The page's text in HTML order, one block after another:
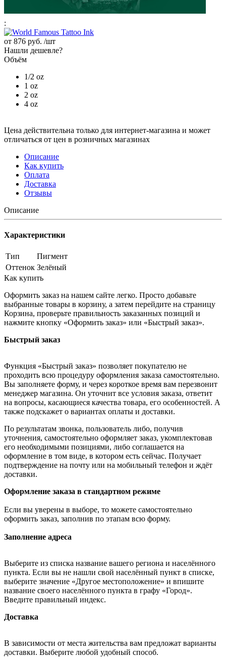
:
от 876 руб. /шт
Нашли дешевле?
Объём
1/2 oz
1 oz
2 oz
4 oz
Цена действительна только для интернет-магазина и может
отличаться от цен в розничных магазинах
Описание
Как купить
Оплата
Доставка
Отзывы
Описание
Характеристики
Тип
Пигмент
Оттенок Зелёный
Как купить
Оформить заказ на нашем сайте легко. Просто добавьте
выбранные товары в корзину, а затем перейдите на страницу
Корзина, проверьте правильность заказанных позиций и
нажмите кнопку «Оформить заказ» или «Быстрый заказ».
Быстрый заказ
Функция «Быстрый заказ» позволяет покупателю не
проходить всю процедуру оформления заказа самостоятельно.
Вы заполняете форму, и через короткое время вам перезвонит
менеджер магазина. Он уточнит все условия заказа, ответит
на вопросы, касающиеся качества товара, его особенностей. А
также подскажет о вариантах оплаты и доставки.
По результатам звонка, пользователь либо, получив
уточнения, самостоятельно оформляет заказ, укомплектовав
его необходимыми позициями, либо соглашается на
оформление в том виде, в котором есть сейчас. Получает
подтверждение на почту или на мобильный телефон и ждёт
доставки.
Оформление заказа в стандартном режиме
Если вы уверены в выборе, то можете самостоятельно
оформить заказ, заполнив по этапам всю форму.
Заполнение адреса
Выберите из списка название вашего региона и населённого
пункта. Если вы не нашли свой населённый пункт в списке,
выберите значение «Другое местоположение» и впишите
название своего населённого пункта в графу «Город».
Введите правильный индекс.
Доставка
В зависимости от места жительства вам предложат варианты
доставки. Выберите любой удобный способ.